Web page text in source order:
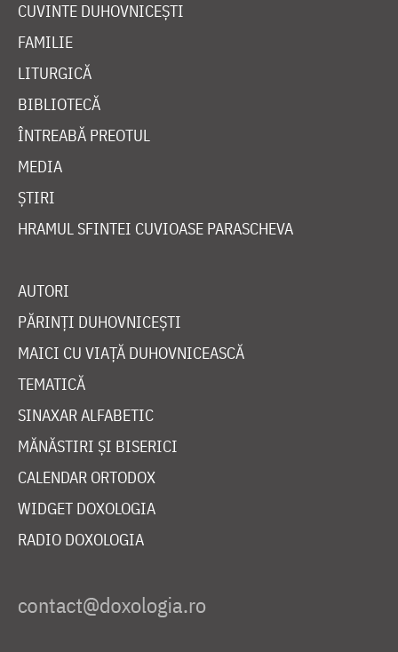
CUVINTE DUHOVNICEȘTI
FAMILIE
LITURGICĂ
BIBLIOTECĂ
ÎNTREABĂ PREOTUL
MEDIA
ȘTIRI
HRAMUL SFINTEI CUVIOASE PARASCHEVA
AUTORI
PĂRINȚI DUHOVNICEȘTI
MAICI CU VIAȚĂ DUHOVNICEASCĂ
TEMATICĂ
SINAXAR ALFABETIC
MĂNĂSTIRI ȘI BISERICI
CALENDAR ORTODOX
WIDGET DOXOLOGIA
RADIO DOXOLOGIA